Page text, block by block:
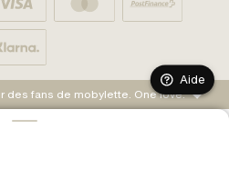
des fans de mobylette. One love.
Aide